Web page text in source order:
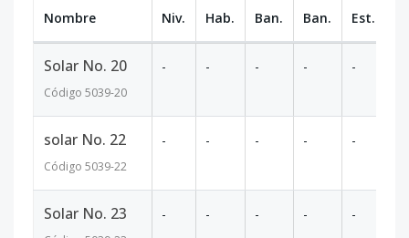
Nombre Niv. Hab. Ban. Ban. Est.
Solar No. 20
Código 5039-20
- - - - -
solar No. 22
Código 5039-22
- - - - -
Solar No. 23 - - - - -